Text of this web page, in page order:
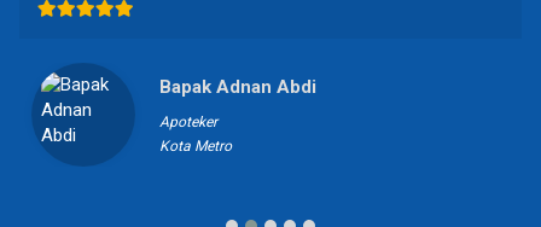
Bapak Adnan Abdi
Apoteker
Kota Metro